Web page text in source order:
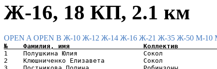
Ж-16, 18 КП, 2.1 км
OPEN A OPEN B Ж-10 Ж-12 Ж-14 Ж-16 Ж-21 Ж-35 Ж-50 М-10
1    Полушкина Юлия                 Сокол
2    Клюшниченко Елизавета          Сокол
3    Постникова Полина              Робинзоны